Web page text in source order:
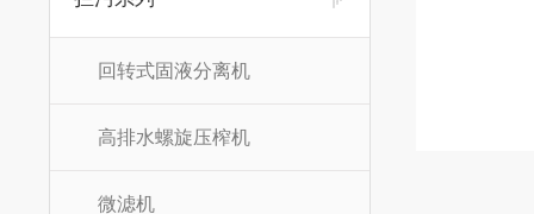
回转式固液分离机
高排水螺旋压榨机
微滤机